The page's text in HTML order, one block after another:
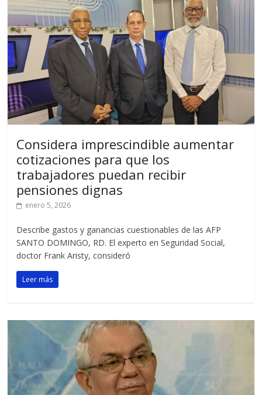
Considera imprescindible aumentar
cotizaciones para que los
trabajadores puedan recibir
pensiones dignas
enero 5, 2026
Describe gastos y ganancias cuestionables de las AFP
SANTO DOMINGO, RD. El experto en Seguridad Social,
doctor Frank Aristy, consideró
Leer más